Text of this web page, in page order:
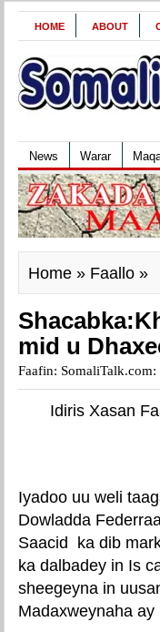
HOME ABOUT
News Warar
Home » Faallo »
mid u
Faafin:
Idiris Xasan
Iyadoo uu weli
Dowladda
Saacid ka dib
ka dalbadey in Is
sheegeyna in
Madaxweynaha